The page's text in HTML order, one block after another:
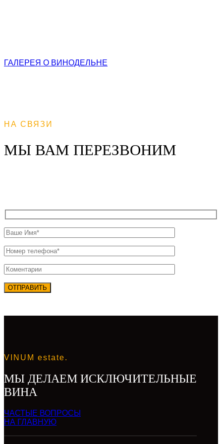
ГАЛЕРЕЯ О ВИНОДЕЛЬНЕ
НА СВЯЗИ
МЫ ВАМ ПЕРЕЗВОНИМ
VINUM estate.
МЫ ДЕЛАЕМ ИСКЛЮЧИТЕЛЬНЫЕ
ВИНА
ЧАСТЫЕ ВОПРОСЫ
НА ГЛАВНУЮ